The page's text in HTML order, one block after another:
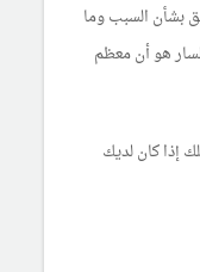
بشأن السبب وما
هو أن معظم
إذا كان لديك